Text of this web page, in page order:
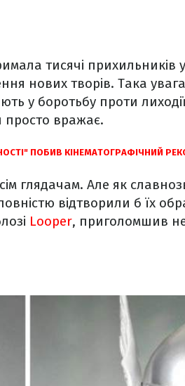
тисячі прихильників у
нових творів. Така
у боротьбу проти
просто вражає.
ПОБИВ КІНЕМАТОГРАФІЧНИЙ
глядачам. Але як
відтворили б їх
Looper, приголомшив